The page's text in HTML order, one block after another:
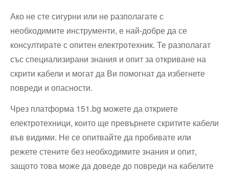
Ако не сте сигурни или не разполагате с
необходимите инструменти, е най-добре да се
консултирате с опитен електротехник. Те разполагат
със специализирани знания и опит за откриване на
скрити кабели и могат да Ви помогнат да избегнете
повреди и опасности.
Чрез платформа 151.bg можете да откриете
електротехници, които ще превърнете скритите кабели
във видими. Не се опитвайте да пробивате или
режете стените без необходимите знания и опит,
защото това може да доведе до повреди на кабелите